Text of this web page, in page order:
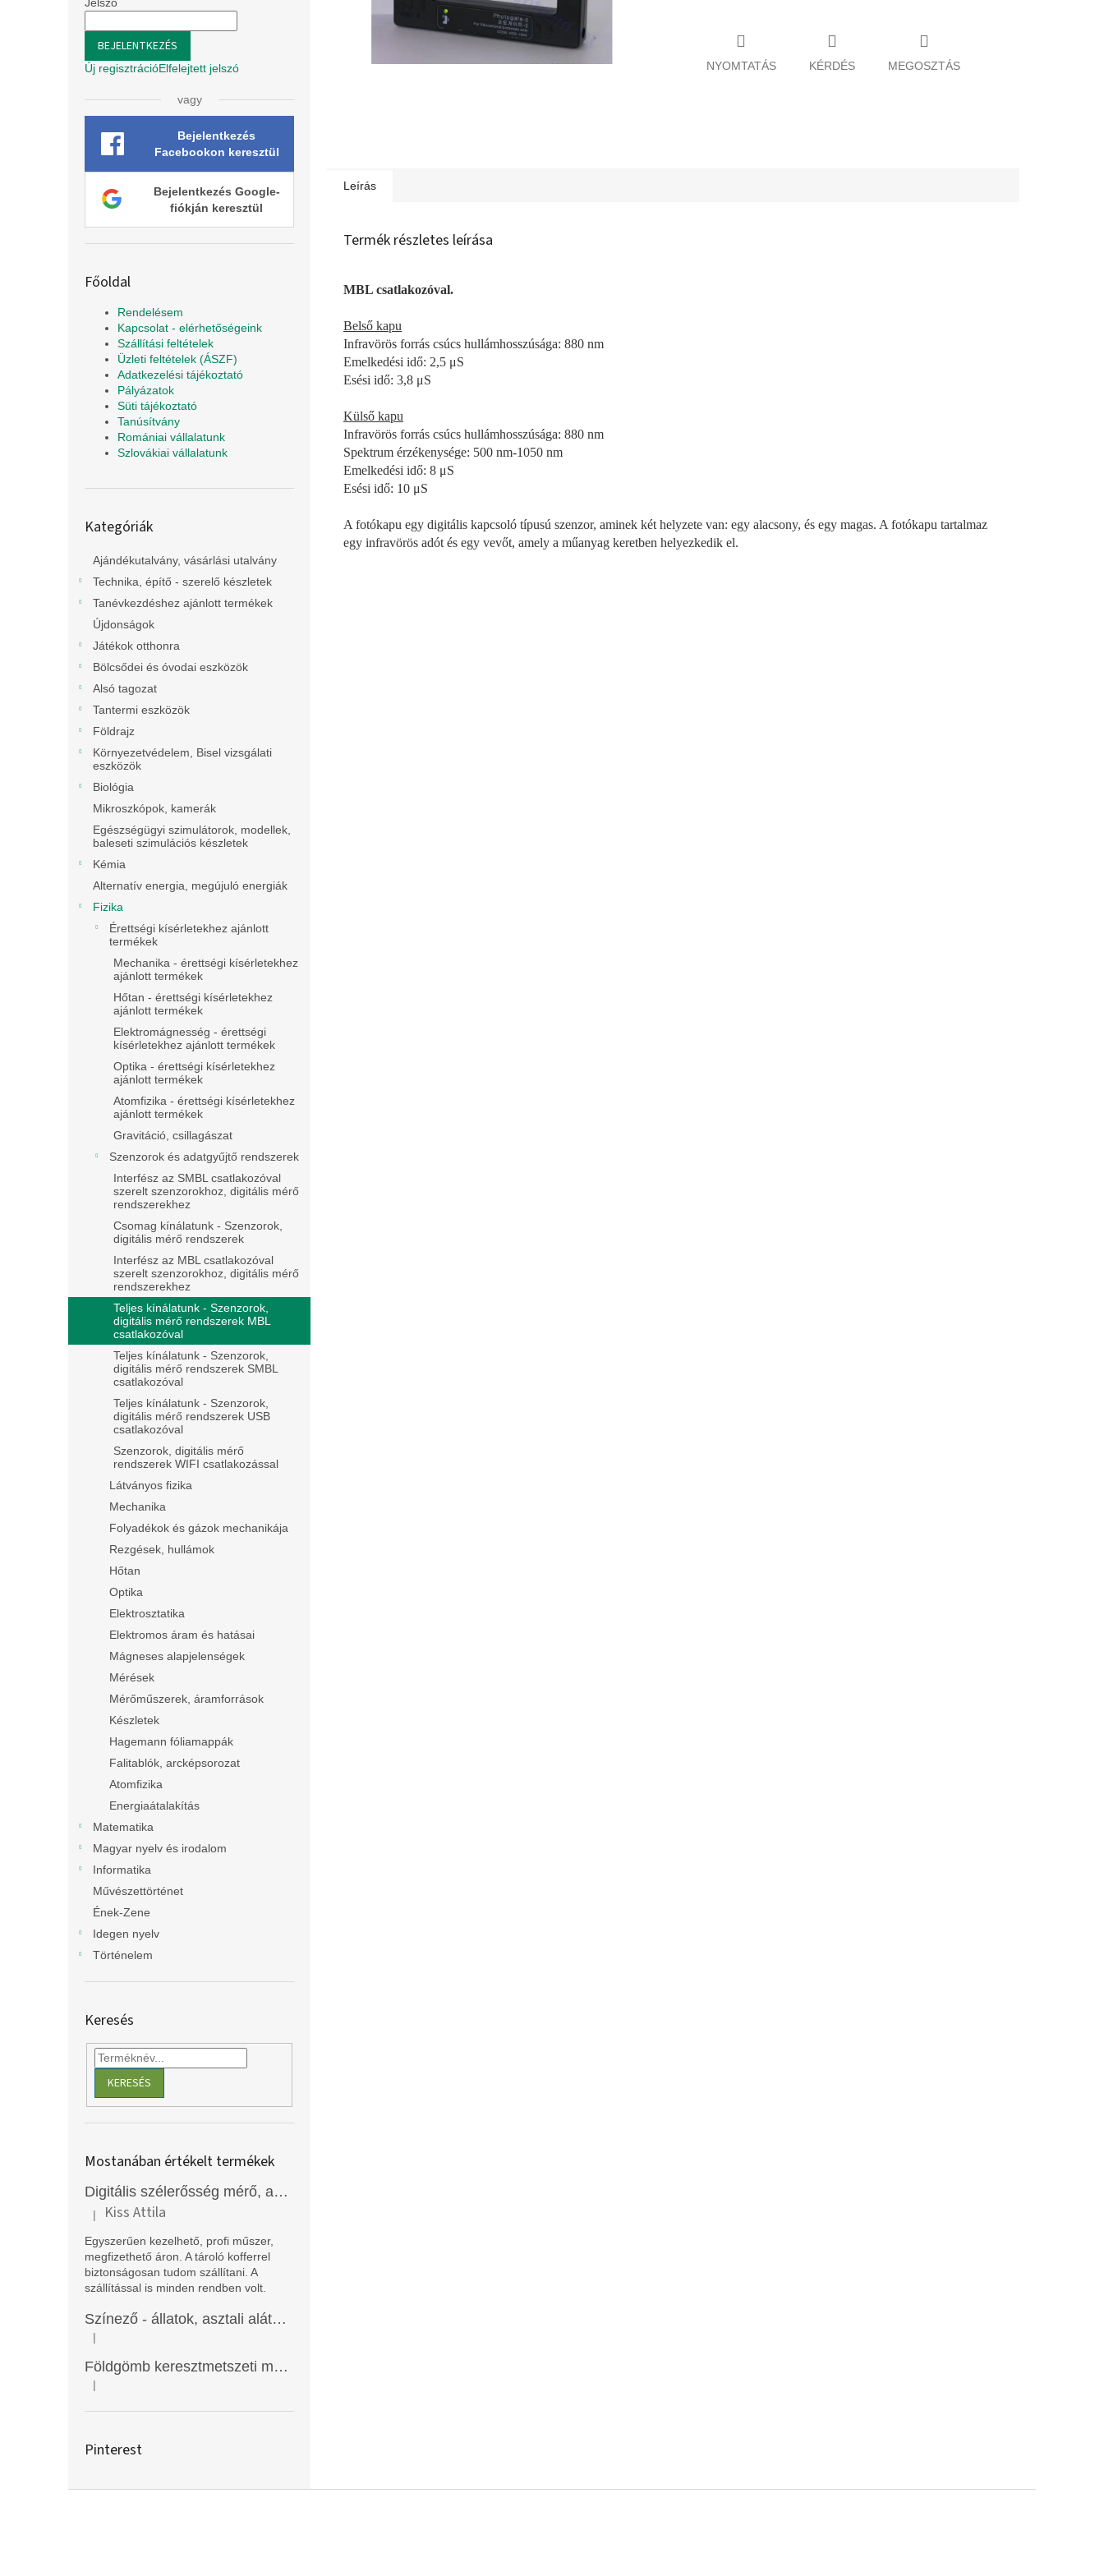
BEJELENTKEZÉS
Új regisztrációElfelejtett jelszó
vagy
Bejelentkezés
Facebookon keresztül
Bejelentkezés Google-
fiókján keresztül
Főoldal
Rendelésem
Kapcsolat - elérhetőségeink
Szállítási feltételek
Üzleti feltételek (ÁSZF)
Adatkezelési tájékoztató
Pályázatok
Süti tájékoztató
Tanúsítvány
Romániai vállalatunk
Szlovákiai vállalatunk
átugrása
Kategóriák
Ajándékutalvány, vásárlási utalvány
Technika, építő - szerelő készletek
Tanévkezdéshez ajánlott termékek
Újdonságok
Játékok otthonra
Bölcsődei és óvodai eszközök
Alsó tagozat
Tantermi eszközök
Földrajz
Környezetvédelem, Bisel vizsgálati
eszközök
Biológia
Mikroszkópok, kamerák
Egészségügyi szimulátorok, modellek,
baleseti szimulációs készletek
Kémia
Alternatív energia, megújuló energiák
Fizika
Érettségi kísérletekhez ajánlott
termékek
Mechanika - érettségi kísérletekhez
ajánlott termékek
Hőtan - érettségi kísérletekhez
ajánlott termékek
Elektromágnesség - érettségi
kísérletekhez ajánlott termékek
Optika - érettségi kísérletekhez
ajánlott termékek
Atomfizika - érettségi kísérletekhez
ajánlott termékek
Gravitáció, csillagászat
Szenzorok és adatgyűjtő rendszerek
Interfész az SMBL csatlakozóval
szerelt szenzorokhoz, digitális mérő
rendszerekhez
Csomag kínálatunk - Szenzorok,
digitális mérő rendszerek
Interfész az MBL csatlakozóval
szerelt szenzorokhoz, digitális mérő
rendszerekhez
Teljes kínálatunk - Szenzorok,
digitális mérő rendszerek MBL
csatlakozóval
Teljes kínálatunk - Szenzorok,
digitális mérő rendszerek SMBL
csatlakozóval
Teljes kínálatunk - Szenzorok,
digitális mérő rendszerek USB
csatlakozóval
Szenzorok, digitális mérő
rendszerek WIFI csatlakozással
Látványos fizika
Mechanika
Folyadékok és gázok mechanikája
Rezgések, hullámok
Hőtan
Optika
Elektrosztatika
Elektromos áram és hatásai
Mágneses alapjelenségek
Mérések
Mérőműszerek, áramforrások
Készletek
Hagemann fóliamappák
Falitablók, arcképsorozat
Atomfizika
Energiaátalakítás
Matematika
Magyar nyelv és irodalom
Informatika
Művészettörténet
Ének-Zene
Idegen nyelv
Történelem
Keresés
KERESÉS
Mostanában értékelt termékek
Digitális szélerősség mérő, anemométer, EM2250
A termék értékelése 5-ből 5 csillag.
| Kiss Attila
Egyszerűen kezelhető, profi műszer,
megfizethető áron. A tároló kofferrel
biztonságosan tudom szállítani. A
szállítással is minden rendben volt.
Színező - állatok, asztali alátét, Funny Mat
A termék értékelése 5-ből 5 csillag.
|
Földgömb keresztmetszeti modell
A termék értékelése 5-ből 5 csillag.
|
Pinterest
NYOMTATÁS KÉRDÉS MEGOSZTÁS
Leírás
Termék részletes leírása
MBL csatlakozóval.
Belső kapu
Infravörös forrás csúcs hullámhosszúsága: 880 nm
Emelkedési idő: 2,5 μS
Esési idő: 3,8 μS
Külső kapu
Infravörös forrás csúcs hullámhosszúsága: 880 nm
Spektrum érzékenysége: 500 nm-1050 nm
Emelkedési idő: 8 μS
Esési idő: 10 μS
A fotókapu egy digitális kapcsoló típusú szenzor, aminek két helyzete van: egy alacsony, és egy magas. A fotókapu tartalmaz
egy infravörös adót és egy vevőt, amely a műanyag keretben helyezkedik el.